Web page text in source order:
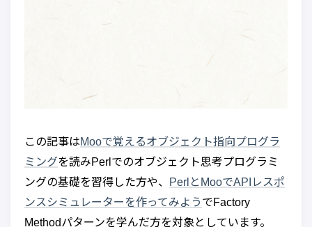
この記事はMooで覚えるオブジェクト指向プログラ
ミングを読みPerlでのオブジェクト思考プログラミ
ングの基礎を習得した方や、
PerlとMooでAPIレスポ
ンスシミュレーターを作ってみよう でFactory
Methodパターンを学んだ方を対象としています。